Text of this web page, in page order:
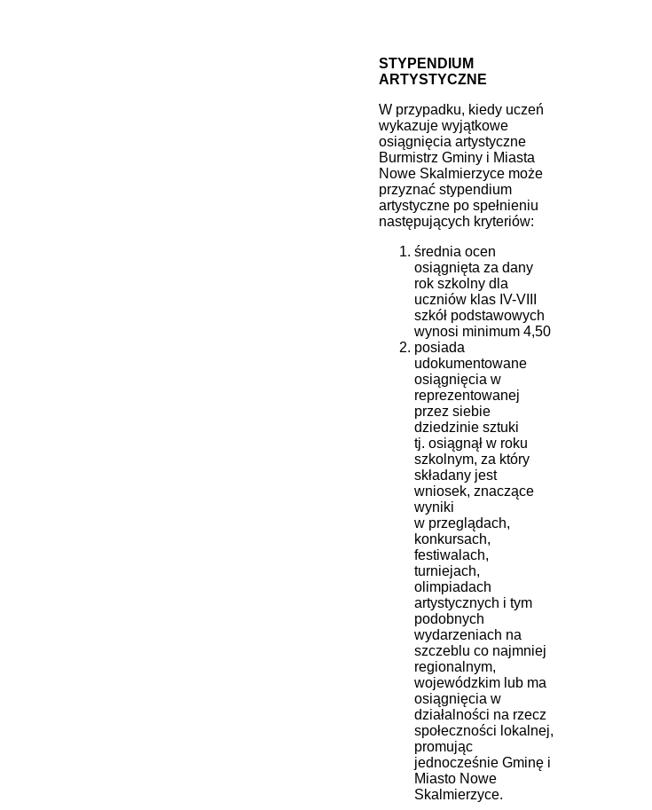
STYPENDIUM
ARTYSTYCZNE
W przypadku, kiedy uczeń
wykazuje wyjątkowe
osiągnięcia artystyczne
Burmistrz Gminy i Miasta
Nowe Skalmierzyce może
przyznać stypendium
artystyczne po spełnieniu
następujących kryteriów:
średnia ocen
osiągnięta za dany
rok szkolny dla
uczniów klas IV-VIII
szkół podstawowych
wynosi minimum 4,50
posiada
udokumentowane
osiągnięcia w
reprezentowanej
przez siebie
dziedzinie sztuki
tj. osiągnął w roku
szkolnym, za który
składany jest
wniosek, znaczące
wyniki
w przeglądach,
konkursach,
festiwalach,
turniejach,
olimpiadach
artystycznych i tym
podobnych
wydarzeniach na
szczeblu co najmniej
regionalnym,
wojewódzkim lub ma
osiągnięcia w
działalności na rzecz
społeczności lokalnej,
promując
jednocześnie Gminę i
Miasto Nowe
Skalmierzyce.